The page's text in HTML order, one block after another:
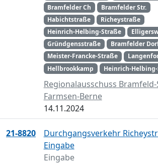
Bramfelder Ch
Bramfelder Str.
Habichtstraße
Richeystraße
Heinrich-Helbing-Straße
Gründgensstraße
Bramfelder
Meister-Francke-Straße
Hellbrookkamp
Heinrich-
Regionalausschuss
Farmsen-Berne
14.11.2024
21-8820
Durchgangsverkehr
Eingabe
Eingabe